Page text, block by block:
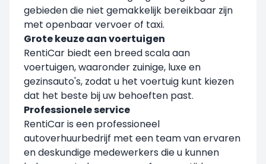
gebieden die niet gemakkelijk bereikbaar zijn
met openbaar vervoer of taxi.
Grote keuze aan voertuigen
RentiCar biedt een breed scala aan
voertuigen, waaronder zuinige, luxe en
gezinsauto's, zodat u het voertuig kunt kiezen
dat het beste bij uw behoeften past.
Professionele service
RentiCar is een professioneel
autoverhuurbedrijf met een team van ervaren
en deskundige medewerkers die u kunnen